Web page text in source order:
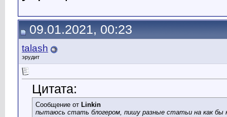
09.01.2021, 00:23
talash
эрудит
Цитата:
Сообщение от Linkin
пытаюсь стать блогером, пишу разные статьи на как